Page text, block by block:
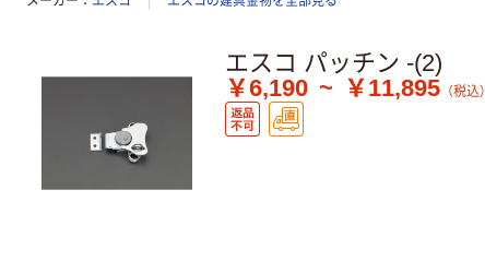
エスコ パッチン -(2)
￥6,190 ~ ￥11,895 （税込）